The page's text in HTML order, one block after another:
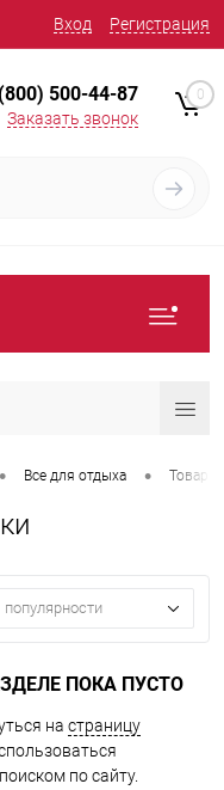
Вход Регистрация
500-44-87
Заказать звонок
0
• Все для отдыха • Товары
популярности
ПОКА ПУСТО
на страницу
по сайту.